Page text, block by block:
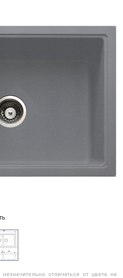
отличаться от цвета на